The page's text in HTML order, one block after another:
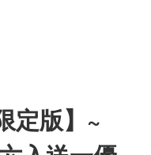
定版】~